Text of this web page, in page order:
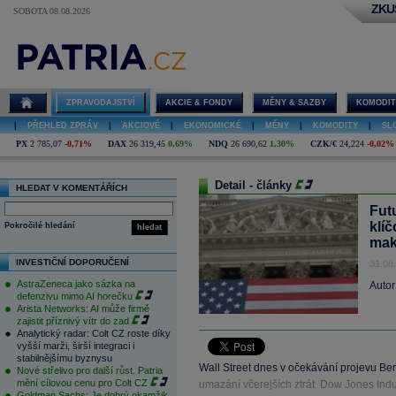
SOBOTA 08.08.2026
ZPRAVODAJSTVÍ AKCIE & FONDY MĚNY & SAZBY
PŘEHLED ZPRÁV AKCIOVÉ EKONOMICKÉ MĚNY KOMODITY
PX 2 785,07 -0,71% DAX 26 319,45 0,69% NDQ 26 690,62 1,30% CZK/€ 24,224 -0,02%
HLEDAT V KOMENTÁŘÍCH
hledat
Pokročilé hledání
INVESTIČNÍ DOPORUČENÍ
AstraZeneca jako sázka na
defenzivu mimo AI horečku
Arista Networks: AI může firmě
zajistit příznivý vítr do zad
Analytický radar: Colt CZ roste díky
vyšší marži, širší integraci i
stabilnějšímu byznysu
Nové střelivo pro další růst. Patria
mění cílovou cenu pro Colt CZ
Detail - články
Wall Street dnes v očekávání projevu
umazání včerejších ztrát. Dow Jones